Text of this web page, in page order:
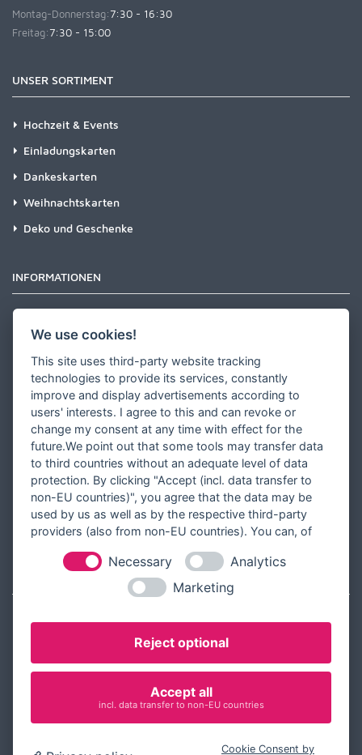
Montag-Donnerstag:7:30 - 16:30
Freitag:7:30 - 15:00
UNSER SORTIMENT
Hochzeit & Events
Einladungskarten
Dankeskarten
Weihnachtskarten
Deko und Geschenke
INFORMATIONEN
Versandinformationen
Partner werden
Designer werden
Über Tausendschön Karten
Blog
Ratgeber
Unsere Partner
Kontakt aufnehmen
Allgemeine Geschäftsbedingungen
Widerrufsbelehrung
Widerrufsformular
Datenschutz
Impressum
We use cookies!
This site uses third-party website tracking
technologies to provide its services, constantly
improve and display advertisements according to
users' interests. I agree to this and can revoke or
change my consent at any time with effect for the
future.We point out that some tools may transfer data
to third countries without an adequate level of data
protection. By clicking "Accept (incl. data transfer to
non-EU countries)", you agree that the data may be
used by us as well as by the respective third-party
providers (also from non-EU countries). You can, of
Necessary
Analytics
Marketing
Reject optional
Accept all
incl. data transfer to non-EU countries
Cookie Consent by